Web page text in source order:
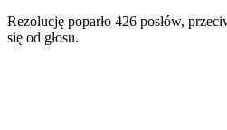
Rezolucję poparło 426 posłów,
się od głosu.